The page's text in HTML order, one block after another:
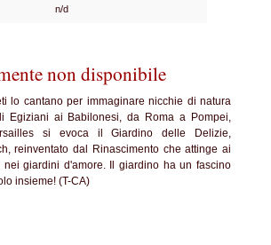
n/d
non disponibile
lo cantano per immaginare nicchie di natura
Egiziani ai Babilonesi, da Roma a Pompei,
si evoca il Giardino delle Delizie,
reinventato dal Rinascimento che attinge ai
giardini d'amore. Il giardino ha un fascino
insieme! (T-CA)